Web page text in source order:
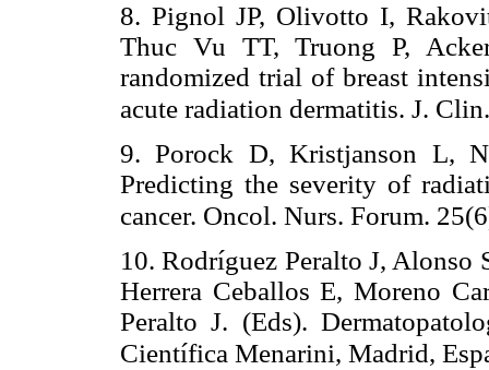
8. Pignol JP, Olivotto I,
Thuc Vu TT, Truong P,
randomized trial of breast
acute radiation dermatitis. J.
9. Porock D, Kristjanson L,
Predicting the severity of
cancer. Oncol. Nurs. Forum.
10. Rodríguez Peralto J, Alonso
Herrera Ceballos E, Moreno
Peralto J. (Eds).
Científica Menarini, Madrid,